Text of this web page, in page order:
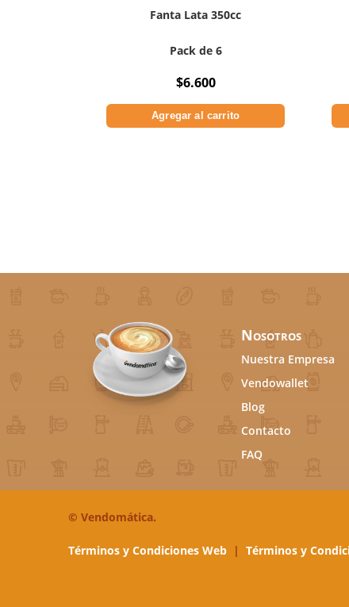
Fanta Lata 350cc
Pack de 6
$6.600
Agregar al carrito
Nosotros
Nuestra Empresa
Vendowallet
Blog
Contacto
FAQ
© Vendomática.
Términos y Condiciones Web | Términos y